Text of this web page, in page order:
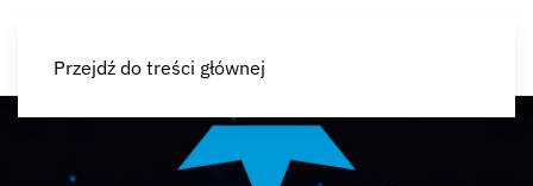
Przejdź do treści głównej